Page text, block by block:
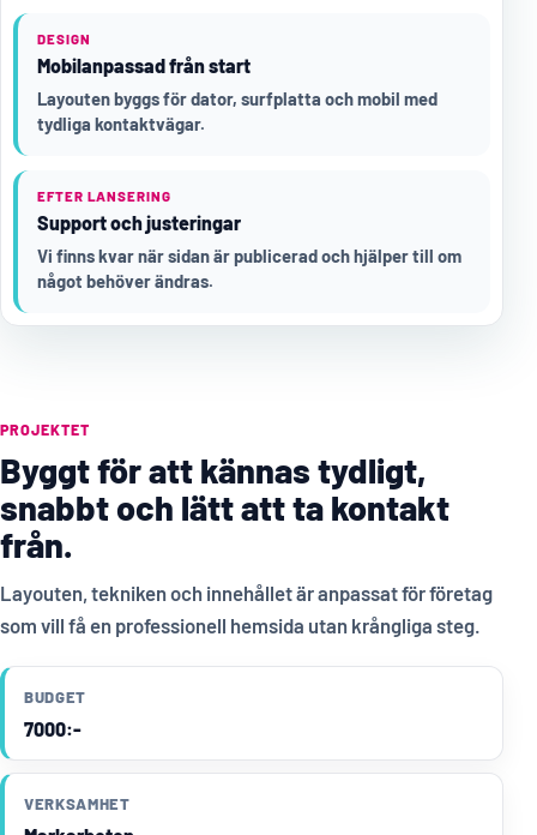
DESIGN
Mobilanpassad från start
Layouten byggs för dator, surfplatta och mobil med
tydliga kontaktvägar.
EFTER LANSERING
Support och justeringar
Vi finns kvar när sidan är publicerad och hjälper till om
något behöver ändras.
PROJEKTET
Byggt för att kännas tydligt,
snabbt och lätt att ta kontakt
från.
Layouten, tekniken och innehållet är anpassat för företag
som vill få en professionell hemsida utan krångliga steg.
BUDGET
7000:-
VERKSAMHET